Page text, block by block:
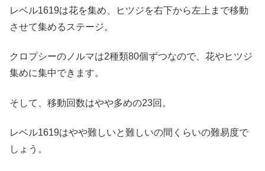
レベル1619は花を集め、ヒツジを右下から左上まで移動
させて集めるステージ。
クロプシーのノルマは2種類80個ずつなので、花やヒツジ
集めに集中できます。
そして、移動回数はやや多めの23回。
レベル1619はやや難しいと難しいの間くらいの難易度で
しょう。